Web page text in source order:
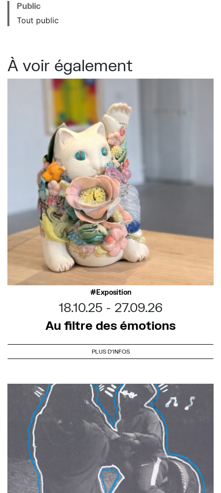
Public
Tout public
À voir également
Exposition
18.10.25
27.09.26
Au filtre des émotions
PLUS D'INFOS